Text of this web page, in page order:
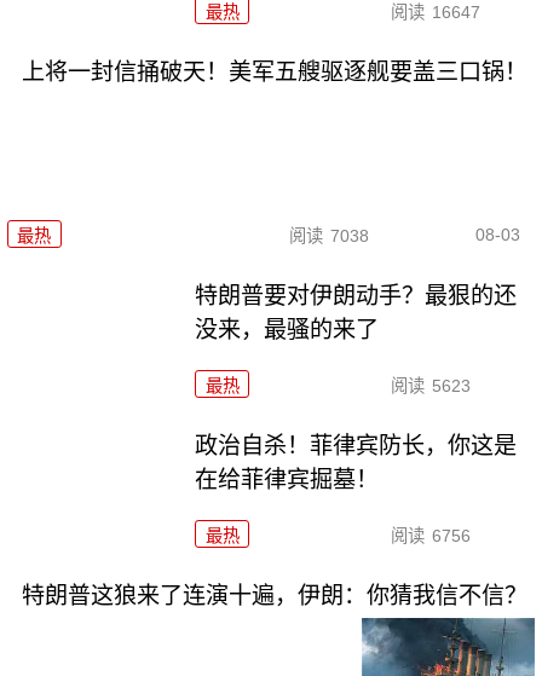
最热 阅读 16647
上将一封信捅破天！美军五艘驱逐舰要盖三口锅！
最热 阅读 7038 08-03
特朗普要对伊朗动手？最狠的还
没来，最骚的来了
最热 阅读 5623
政治自杀！菲律宾防长，你这是
在给菲律宾掘墓！
最热 阅读 6756
特朗普这狼来了连演十遍，伊朗：你猜我信不信？